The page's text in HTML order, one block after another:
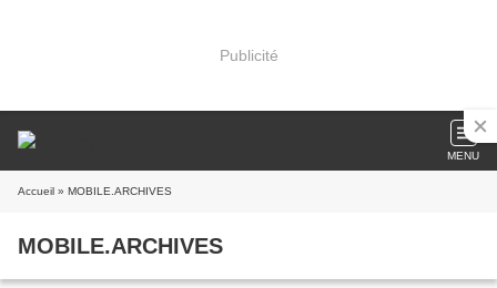
Publicité
MENU
Accueil » MOBILE.ARCHIVES
MOBILE.ARCHIVES